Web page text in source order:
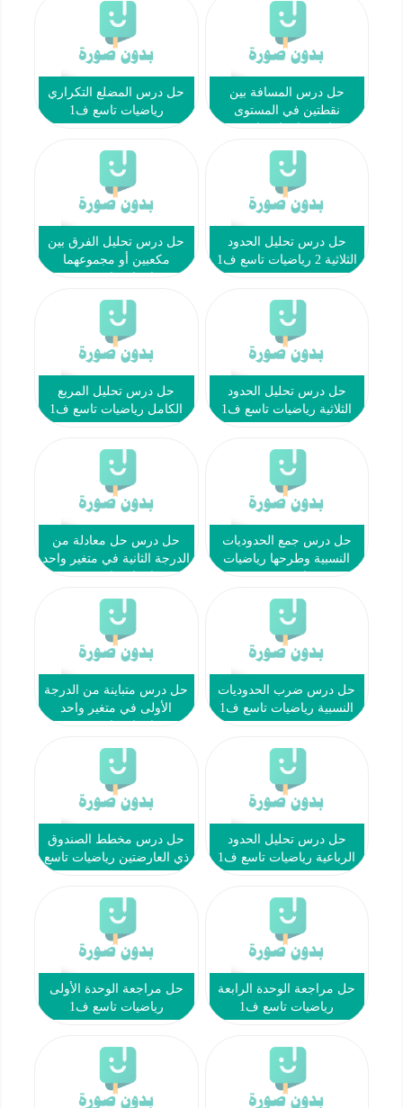
حل درس المسافة بين
نقطتين في المستوى
حل درس المضلع التكراري
رياضيات تاسع ف1
حل درس تحليل الحدود
الثلاثية 2 رياضيات تاسع ف1
حل درس تحليل الفرق بين
مكعبين أو مجموعهما
حل درس تحليل الحدود
الثلاثية رياضيات تاسع ف1
حل درس تحليل المربع
الكامل رياضيات تاسع ف1
حل درس جمع الحدوديات
النسبية وطرحها رياضيات
حل درس حل معادلة من
الدرجة الثانية في متغير واحد
حل درس ضرب الحدوديات
النسبية رياضيات تاسع ف1
حل درس متباينة من الدرجة
الأولى في متغير واحد
حل درس تحليل الحدود
الرباعية رياضيات تاسع ف1
حل درس مخطط الصندوق
ذي العارضتين رياضيات تاسع
حل مراجعة الوحدة الرابعة
رياضيات تاسع ف1
حل مراجعة الوحدة الأولى
رياضيات تاسع ف1